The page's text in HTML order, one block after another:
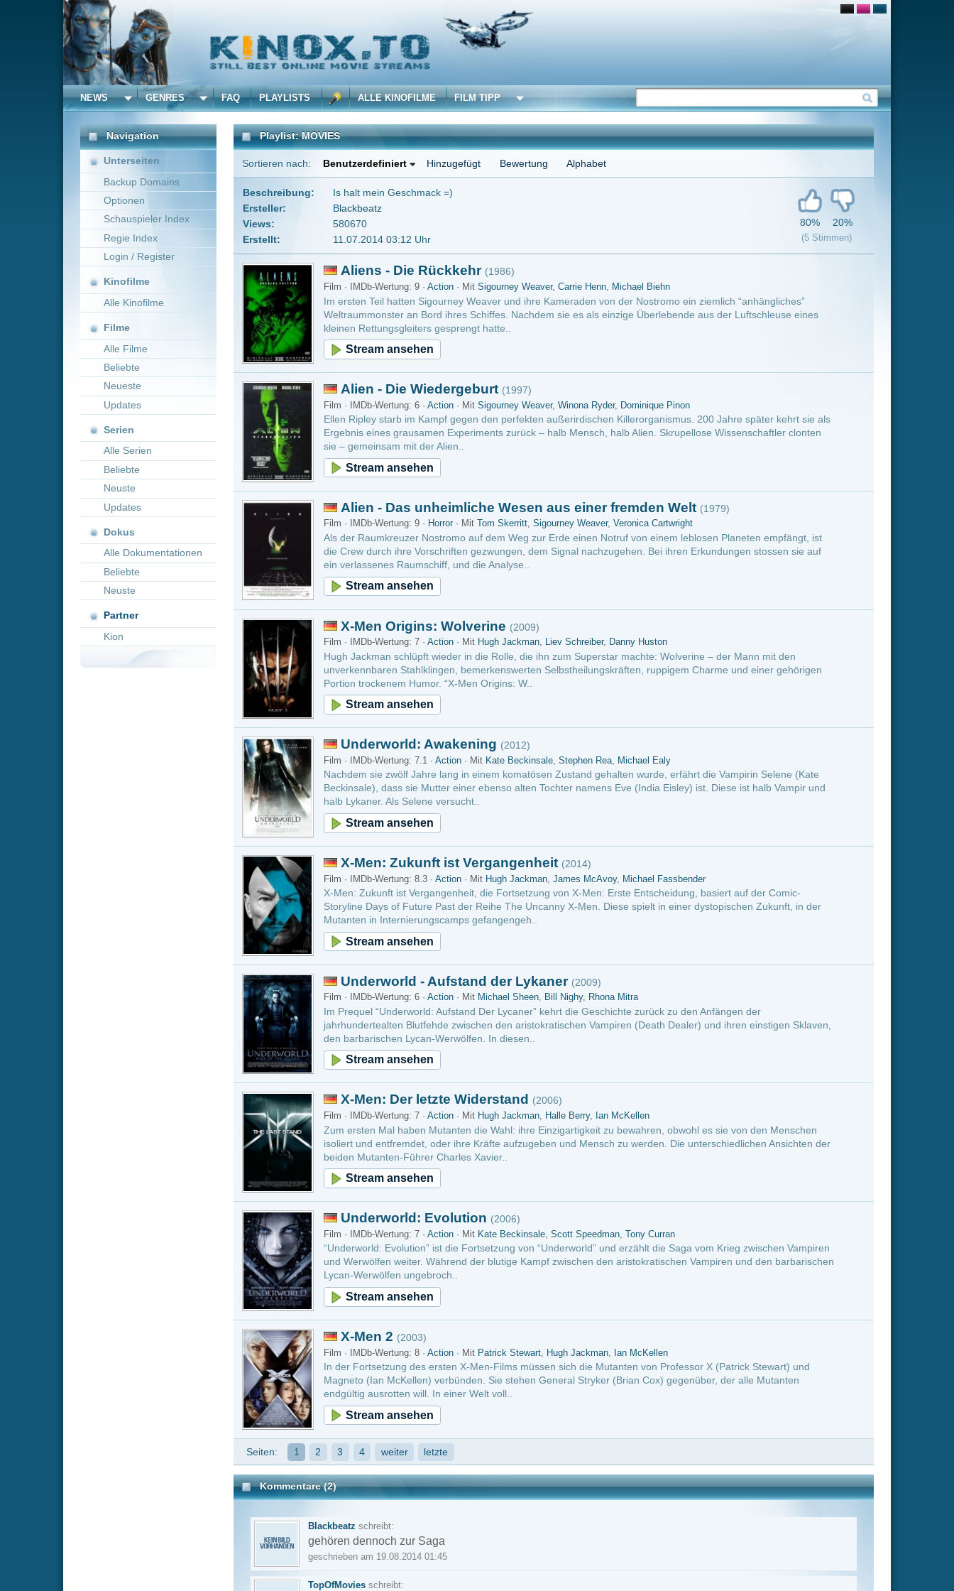
NEWS GENRES FAQ
Navigation
Unterseiten
Backup Domains
Optionen
Schauspieler Index
Regie Index
Login / Register
Kinofilme
Alle Kinofilme
Beliebte
Serien
Alle Serien
Beliebte
Neuste
Dokus
Alle Dokumentationen
Beliebte
Neuste
Partner
Kion
Playlist: MOVIES
Sortieren nach: Benutzerdefiniert Hinzugefügt Bewertung Alphabet
Beschreibung: Is halt mein Geschmack =)
Ersteller:
11.07.2014 03:12 Uhr
Aliens - Die Rückkehr
Film · IMDb-Wertung: 9 ·Action· MitSigourney Weaver
Weltraummonster an Bord ihres Schiffes. Nachdem sie es als einzige Überlebende aus der Luftschleuse eines
kleinen Rettungsgleiters gesprengt hatte..
Stream ansehen
Alien - Die Wiedergeburt (1997)
Film · IMDb-Wertung: 6 ·
Ellen Ripley starb im Kampf gegen den perfekten außerirdischen Killerorganismus. 200 Jahre später kehrt sie als
Ergebnis eines grausamen Experiments zurück – halb Mensch, halb Alien. Skrupellose Wissenschaftler clonten
sie – gemeinsam mit der Alien..
Stream ansehen
Alien - Das unheimliche Wesen aus einer fremden Welt (1979)
Film · IMDb-Wertung: 9 ·Horror· MitTom Skerritt, Sigourney Weaver,Veronica Cartwright
Als der Raumkreuzer Nostromo auf dem Weg zur Erde einen Notruf von einem leblosen Planeten empfängt, ist
die Crew durch ihre Vorschriften gezwungen, dem Signal nachzugehen. Bei ihren Erkundungen stossen sie auf
ein verlassenes Raumschiff, und die Analyse..
X-Men Origins: Wolverine (2009)
Film · IMDb-Wertung: 7 · Action· Mit Hugh Jackman,Liev Schreiber, Danny Huston
Hugh Jackman schlüpft wieder in die Rolle, die ihn zum Superstar machte: Wolverine – der Mann mit den
unverkennbaren Stahlklingen, bemerkenswerten Selbstheilungskräften, ruppigem Charme und einer gehörigen
Portion trockenem Humor. “X-Men Origins: W..
Stream ansehen
Underworld: Awakening (2012)
Film · IMDb-Wertung: 7.1 · Action · MitKate Beckinsale , Stephen Rea ,Michael Ealy
Nachdem sie zwölf Jahre lang in einem komatösen Zustand gehalten wurde, erfährt die Vampirin Selene (Kate
Beckinsale), dass sie Mutter einer ebenso alten Tochter namens Eve (India Eisley) ist. Diese ist halb Vampir und
halb Lykaner. Als Selene versucht..
Stream ansehen
X-Men: Zukunft ist Vergangenheit
X-Men: Zukunft ist Vergangenheit, die Fortsetzung von X-Men: Erste Entscheidung, basiert auf der Comic-
Storyline Days of Future Past der Reihe The Uncanny X-Men. Diese spielt in einer dystopischen Zukunft, in der
Mutanten in Internierungscamps gefangengeh..
Stream ansehen
Underworld - Aufstand der Lykaner
Film · IMDb-Wertung: 6 ·Action· MitMichael Sheen
jahrhundertealten Blutfehde zwischen den aristokratischen Vampiren (Death Dealer) und ihren einstigen Sklaven,
den barbarischen Lycan-Werwölfen. In diesen..
Stream ansehen
X-Men: Der letzte Widerstand (2006)
Film · IMDb-Wertung: 7 ·
Zum ersten Mal haben Mutanten die Wahl: ihre Einzigartigkeit zu bewahren, obwohl es sie von den Menschen
isoliert und entfremdet, oder ihre Kräfte aufzugeben und Mensch zu werden. Die unterschiedlichen Ansichten der
beiden Mutanten-Führer Charles Xavier..
Stream ansehen
Underworld: Evolution (2006)
Film · IMDb-Wertung: 7 ·Action· MitKate Beckinsale,Scott Speedman,Tony Curran
“Underworld: Evolution” ist die Fortsetzung von “Underworld” und erzählt die Saga vom Krieg zwischen Vampiren
und Werwölfen weiter. Während der blutige Kampf zwischen den aristokratischen Vampiren und den barbarischen
Lycan-Werwölfen ungebroch..
Stream ansehen
X-Men 2 (2003)
Film · IMDb-Wertung: 8 ·Action · Mit Patrick Stewart ,Hugh Jackman,Ian McKellen
In der Fortsetzung des ersten X-Men-Films müssen sich die Mutanten von Professor X (Patrick Stewart) und
Magneto (Ian McKellen) verbünden. Sie stehen General Stryker (Brian Cox) gegenüber, der alle Mutanten
endgültig ausrotten will. In einer Welt voll..
Stream ansehen
1 2 3 4
Kommentare (2)
Blackbeatzschreibt:
gehören dennoch zur Saga
geschrieben am 19.08.2014 01:45
TopOfMoviesschreibt:
also die alten x men filme kann man doch eigentlich komplett in die tonne hauen
geschrieben am 02.08.2014 18:18
Du musst eingeloggt sein, um einen Kommentar posten zu können.